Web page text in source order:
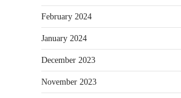
February 2024
January 2024
December 2023
November 2023